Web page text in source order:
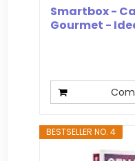
Smartbox -
Gourmet -
BESTSELLER NO. 4